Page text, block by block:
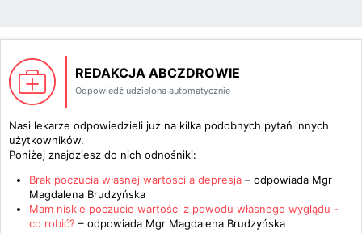
REDAKCJA ABCZDROWIE
Odpowiedź udzielona automatycznie
Nasi lekarze odpowiedzieli już na kilka podobnych pytań innych
użytkowników.
Poniżej znajdziesz do nich odnośniki:
Brak poczucia własnej wartości a depresja – odpowiada Mgr
Magdalena Brudzyńska
Mam niskie poczucie wartości z powodu własnego wyglądu -
co robić? – odpowiada Mgr Magdalena Brudzyńska